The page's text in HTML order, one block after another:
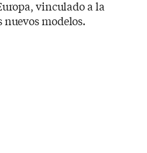
vinculado a la
modelos.